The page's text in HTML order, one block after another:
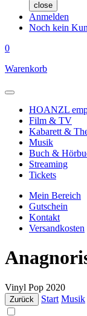
close
Anmelden
Noch kein
0
Warenkorb
HOANZL
Film & TV
Kabarett &
Musik
Buch &
Streaming
Tickets
Mein Bereich
Gutschein
Kontakt
Versandkosten
Vinyl Pop 2020
Zurück Start Musik